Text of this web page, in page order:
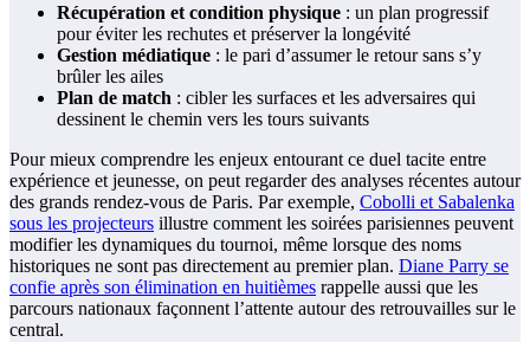
Récupération et condition physique : un plan progressif
pour éviter les rechutes et préserver la longévité
Gestion médiatique : le pari d’assumer le retour sans s’y
brûler les ailes
Plan de match : cibler les surfaces et les adversaires qui
dessinent le chemin vers les tours suivants
Pour mieux comprendre les enjeux entourant ce duel tacite entre
expérience et jeunesse, on peut regarder des analyses récentes autour
des grands rendez-vous de Paris. Par exemple, Cobolli et Sabalenka
sous les projecteurs illustre comment les soirées parisiennes peuvent
modifier les dynamiques du tournoi, même lorsque des noms
historiques ne sont pas directement au premier plan. Diane Parry se
confie après son élimination en huitièmes rappelle aussi que les
parcours nationaux façonnent l’attente autour des retrouvailles sur le
central.